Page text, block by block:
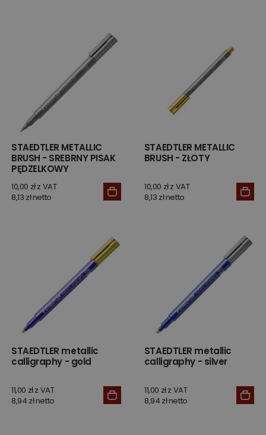
STAEDTLER METALLIC
BRUSH - SREBRNY PISAK
PĘDZELKOWY
10,00 zł z VAT
8,13 zł netto
STAEDTLER METALLIC
BRUSH - ZŁOTY
10,00 zł z VAT
8,13 zł netto
STAEDTLER metallic
calligraphy - gold
11,00 zł z VAT
8,94 zł netto
STAEDTLER metallic
calligraphy - silver
11,00 zł z VAT
8,94 zł netto